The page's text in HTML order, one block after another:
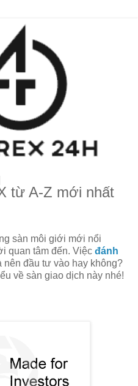
từ A-Z mới nhất
sàn môi giới mới nổi
quan tâm đến. Việc đánh
nên đầu tư vào hay không?
về sàn giao dịch này nhé!